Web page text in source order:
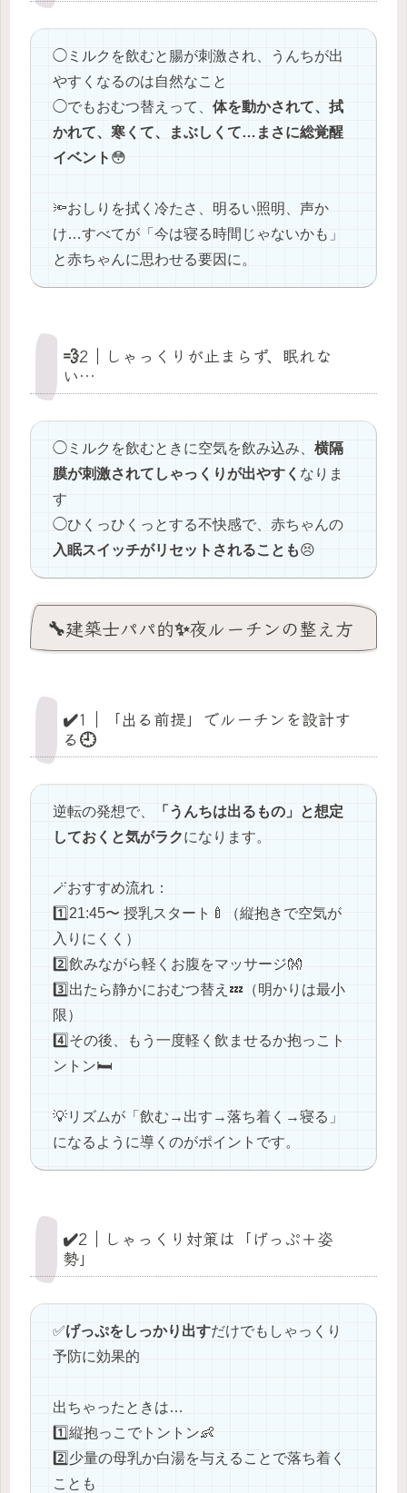
◯ミルクを飲むと腸が刺激され、うんちが出
やすくなるのは自然なこと
◯でもおむつ替えって、 体を動かされて、拭
かれて、寒くて、まぶしくて…まさに総覚醒
イベント 😳
🔦おしりを拭く冷たさ、明るい照明、声か
け…すべてが「今は寝る時間じゃないかも」
と赤ちゃんに思わせる要因に。
💨2｜しゃっくりが止まらず、眠れな
い…
◯ミルクを飲むときに空気を飲み込み、 横隔
膜が刺激されてしゃっくりが出やすく なりま
す
◯ひくっひくっとする不快感で、赤ちゃんの
入眠スイッチがリセットされることも😣
🔧建築士パパ的✨夜ルーチンの整え方
✔️1｜「出る前提」でルーチンを設計す
る🕘
逆転の発想で、
「うんちは出るもの」と想定
しておくと気がラクになります。
🪄おすすめ流れ：
1️⃣21:45〜 授乳スタート🍼（縦抱きで空気が
入りにくく）
2️⃣飲みながら軽くお腹をマッサージ👐
3️⃣出たら静かにおむつ替え💤（明かりは最小
限）
4️⃣その後、もう一度軽く飲ませるか抱っこト
ントン🛏️
💡リズムが「飲む→出す→落ち着く→寝る」
になるように導くのがポイントです。
✔️2｜しゃっくり対策は「げっぷ＋姿
勢」
✅️げっぷをしっかり出すだけでもしゃっくり
予防に効果的
出ちゃったときは…
1️⃣縦抱っこでトントン👶
2️⃣少量の母乳か白湯を与えることで落ち着く
ことも